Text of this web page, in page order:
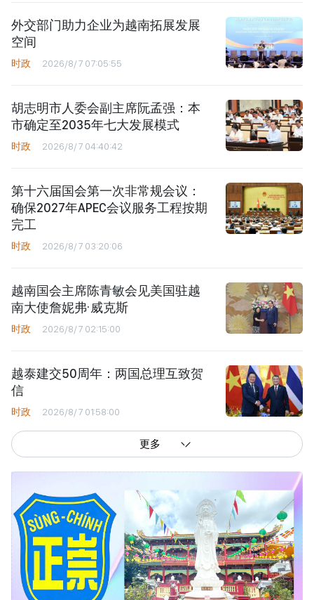
外交部门助力企业为越南拓展发展
空间
时政 2026/8/7 07:05:55
胡志明市人委会副主席阮孟强：本
市确定至2035年七大发展模式
时政 2026/8/7 04:40:42
第十六届国会第一次非常规会议：
确保2027年APEC会议服务工程按期
完工
时政 2026/8/7 03:20:06
越南国会主席陈青敏会见美国驻越
南大使詹妮弗·威克斯
时政 2026/8/7 02:15:00
越泰建交50周年：两国总理互致贺
信
时政 2026/8/7 01:58:00
更多
西贡解放报网版权所有